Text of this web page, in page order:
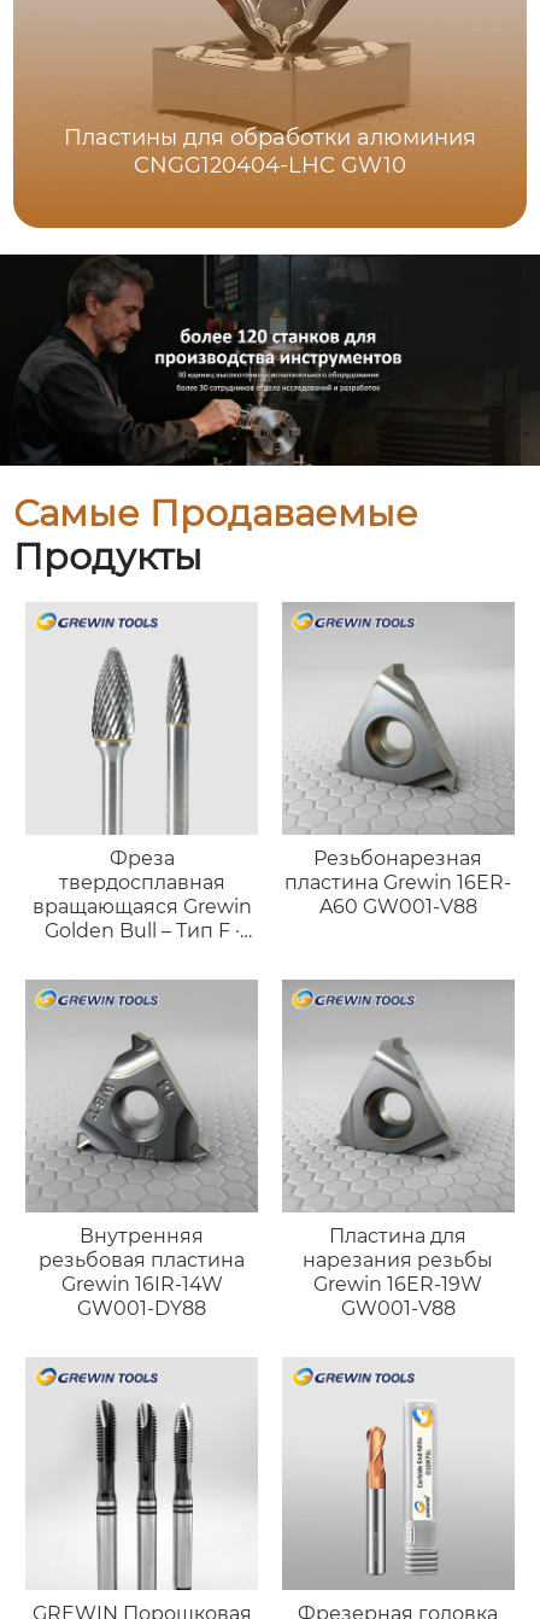
Пластины для обработки алюминия
CNGG120404-LHC GW10
Самые Продаваемые
Продукты
Фреза
твердосплавная
вращающаяся Grewin
Golden Bull – Тип F ·
инструмент
«факельной» формы
Резьбонарезная
пластина Grewin 16ER-
A60 GW001-V88
Внутренняя
резьбовая пластина
Grewin 16IR-14W
GW001-DY88
Пластина для
нарезания резьбы
Grewin 16ER-19W
GW001-V88
GREWIN Порошковая Фрезерная головка